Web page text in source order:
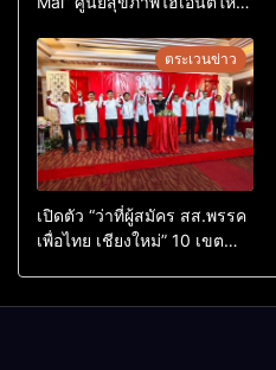
ตระเวนข่าว
เปิดตัว “ว่าที่ผู้สมัคร สส.พรรค
เพื่อไทย เชียงใหม่” 10 เขต